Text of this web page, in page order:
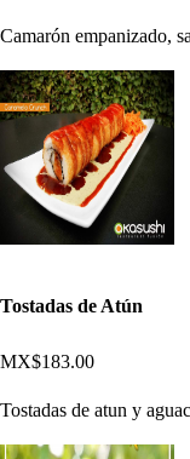
Camarón empanizado,
Tostadas de Atún
MX$183.00
Tostadas de atun y